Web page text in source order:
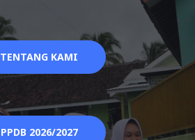
TENTANG KAMI
PPDB 2026/2027